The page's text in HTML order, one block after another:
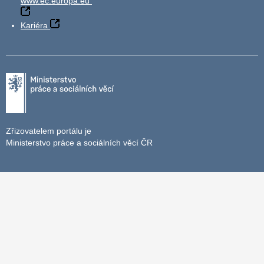
Kariéra
Zřizovatelem portálu je
Ministerstvo práce a sociálních věcí ČR